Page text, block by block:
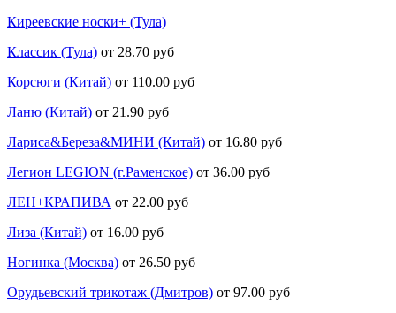
Киреевские носки+ (Тула)
Классик (Тула) от 28.70 руб
Корсюги (Китай) от 110.00 руб
Ланю (Китай) от 21.90 руб
Лариса&Береза&МИНИ (Китай) от 16.80 руб
Легион LEGION (г.Раменское) от 36.00 руб
ЛЕН+КРАПИВА от 22.00 руб
Лиза (Китай) от 16.00 руб
Ногинка (Москва) от 26.50 руб
Орудьевский трикотаж (Дмитров) от 97.00 руб